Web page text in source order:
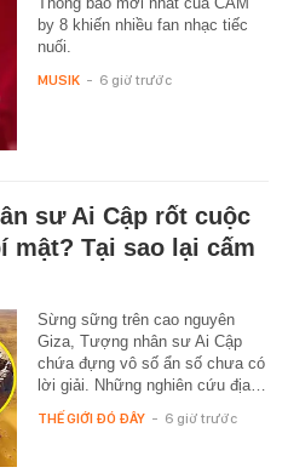
by 8 khiến nhiều fan nhạc tiếc
nuối.
MUSIK - 6 giờ trước
sư Ai Cập rốt cuộc
mật? Tại sao lại cấm
Sừng sững trên cao nguyên
Giza, Tượng nhân sư Ai Cập
chứa đựng vô số ẩn số chưa có
lời giải. Những nghiên cứu địa…
THẾ GIỚI ĐÓ ĐÂY - 6 giờ trước